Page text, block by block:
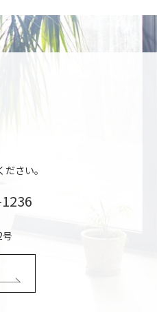
さい。